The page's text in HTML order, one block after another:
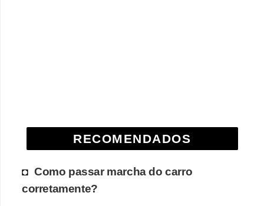
RECOMENDADOS
Como passar marcha do carro
corretamente?